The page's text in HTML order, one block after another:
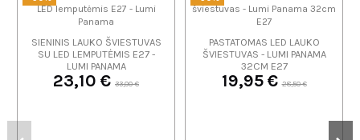
SIENINIS LAUKO ŠVIESTUVAS
SU LED LEMPUTĖMIS E27 -
LUMI PANAMA
23,10 € 33,00 €
PASTATOMAS LED LAUKO
ŠVIESTUVAS - LUMI PANAMA
32CM E27
19,95 €28,50 €